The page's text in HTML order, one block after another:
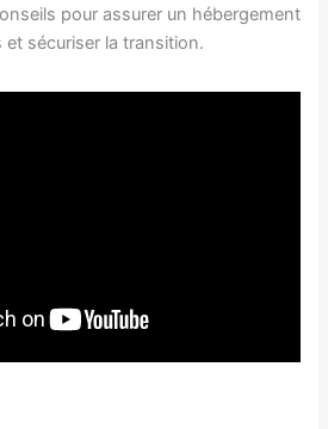
pour assurer un hébergement
sécuriser la transition.